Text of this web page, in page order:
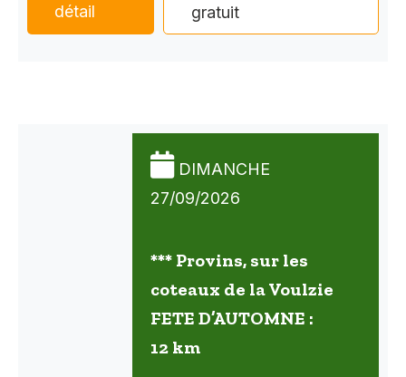
détail
gratuit
DIMANCHE
27/09/2026
*** Provins, sur les
coteaux de la Voulzie
FETE D’AUTOMNE :
12 km